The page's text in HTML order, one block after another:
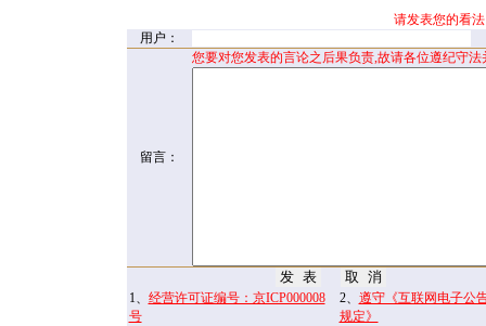
请发表您的看
用户：
留言：
您要对您发表的言论之后果负责,故请各位遵纪守
1、 经营许可证编号：京ICP000008
号
2、 遵守《互联网电子公
规定》